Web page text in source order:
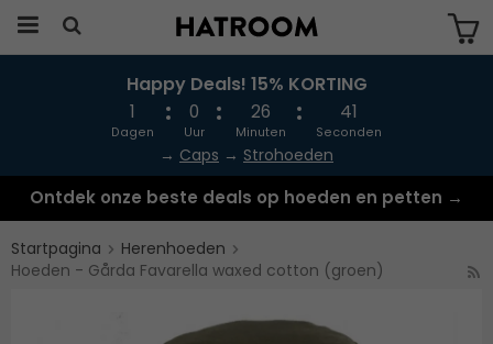
Produkten har blivit tillagd i varukorgen
Happy Deals! 15% KORTING
1
Dagen
0
Uur
26
Minuten
41
Seconden
→ Caps → Strohoeden
Ontdek onze beste deals op hoeden en petten →
Startpagina
Herenhoeden
Hoeden - Gårda Favarella waxed cotton (groen)